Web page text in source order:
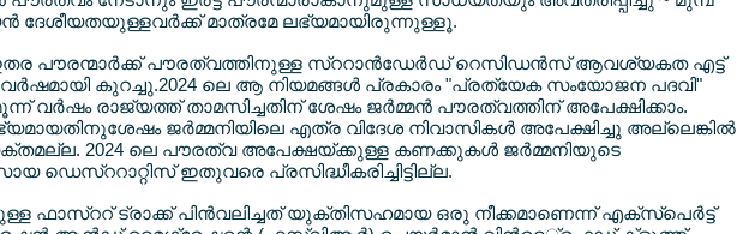
മാത്രമേ ലഭ്യമായിരുന്നുള്ളൂ.
പൗരന്മാര്‍ക്ക് പൗരത്വത്തിനുള്ള സ്ററാന്‍ഡേര്‍ഡ് റെസിഡന്‍സ് ആവശ്യകത എട്ട്
കുറച്ചു.2024 ലെ ആ നിയമങ്ങള്‍ പ്രകാരം "പ്രത്യേക സംയോജന പദവി"
മൂന്ന് വര്‍ഷം രാജ്യത്ത് താമസിച്ചതിന് ശേഷം ജര്‍മ്മന്‍ പൗരത്വത്തിന് അപേക്ഷിക്കാം.
ജര്‍മ്മനിയിലെ എത്ര വിദേശ നിവാസികള്‍ അപേക്ഷിച്ചു അല്ലെങ്കില്‍
2024 ലെ പൗരത്വ അപേക്ഷയ്ക്കുള്ള കണക്കുകള്‍ ജര്‍മ്മനിയുടെ
ഡെസ്ററാറ്റിസ് ഇതുവരെ പ്രസിദ്ധീകരിച്ചിട്ടില്ല.
ഫാസ്ററ് ട്രാക്ക് പിന്‍വലിച്ചത് യുക്തിസഹമായ ഒരു നീക്കമാണെന്ന് എക്സ്പെര്‍ട്ട്